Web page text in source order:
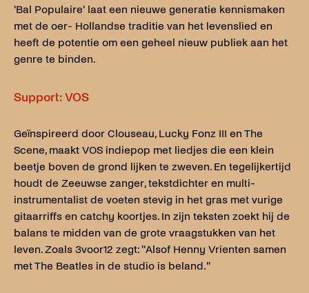
'Bal Populaire' laat een nieuwe generatie kennismaken
met de oer- Hollandse traditie van het levenslied en
heeft de potentie om een geheel nieuw publiek aan het
genre te binden.
Support: VOS
Geïnspireerd door Clouseau, Lucky Fonz III en The
Scene, maakt VOS indiepop met liedjes die een klein
beetje boven de grond lijken te zweven. En tegelijkertijd
houdt de Zeeuwse zanger, tekstdichter en multi-
instrumentalist de voeten stevig in het gras met vurige
gitaarriffs en catchy koortjes. In zijn teksten zoekt hij de
balans te midden van de grote vraagstukken van het
leven. Zoals 3voor12 zegt: ''Alsof Henny Vrienten samen
met The Beatles in de studio is beland.''